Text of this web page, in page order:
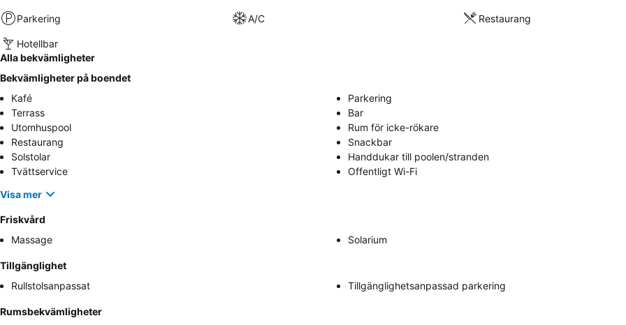
Parkering A/C Restaurang
Hotellbar
Alla bekvämligheter
Bekvämligheter på boendet
Kafé
Parkering
Terrass
Bar
Utomhuspool
Rum för icke-rökare
Restaurang
Snackbar
Solstolar
Handdukar till poolen/stranden
Tvättservice
Offentligt Wi-Fi
Visa mer
Friskvård
Massage
Solarium
Tillgänglighet
Rullstolsanpassat
Tillgänglighetsanpassad parkering
Rumsbekvämligheter